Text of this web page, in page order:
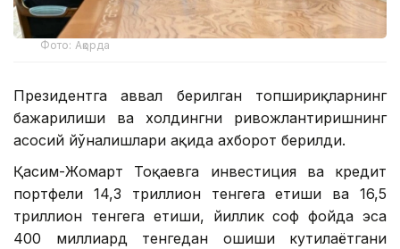
Фото: Ақорда
Президентга аввал берилган топшириқларнинг
бажарилиши ва холдингни ривожлантиришнинг
асосий йўналишлари ҳақида ахборот берилди.
Қасим-Жомарт Тоқаевга инвестиция ва кредит
портфели 14,3 триллион тенгега етиши ва 16,5
триллион тенгега етиши, йиллик соф фойда эса
400 миллиард тенгедан ошиши кутилаётгани